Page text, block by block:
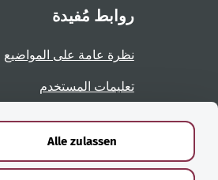
Alle zulassen
روابط مُفيدة
نظرة عامة على المواضيع
تعليمات المستخدم
نظرة عامة على الصفحات
الشهادات